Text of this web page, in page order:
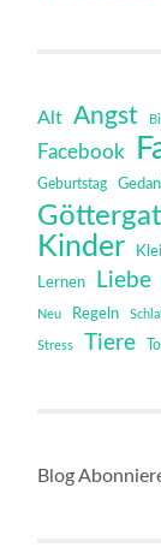
Alt Angst
Facebook
Geburtstag
Kinder
Lernen Liebe
Neu Regeln
Stress Tiere
Blog